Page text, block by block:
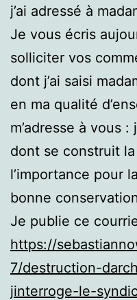
j’ai adressé à
Je vous écris
solliciter vos
dont j’ai saisi
en ma qualité
m’adresse à vous
dont se construit
l’importance pour
bonne
Je publie ce
https://
7/destruction-
jinterroge-le-